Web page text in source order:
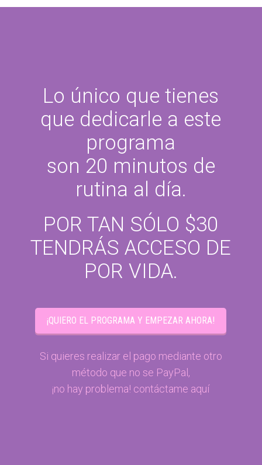
Lo único que tienes
que dedicarle a este
programa
son 20 minutos de
rutina al día.
POR TAN SÓLO $30
TENDRÁS ACCESO DE
POR VIDA.
¡QUIERO EL PROGRAMA Y EMPEZAR AHORA!
Si quieres realizar el pago mediante otro
método que no se PayPal,
¡no hay problema! contáctame aquí